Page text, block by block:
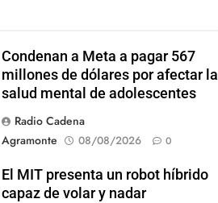
Condenan a Meta a pagar 567
millones de dólares por afectar la
salud mental de adolescentes
Radio Cadena
Agramonte
08/08/2026 0
El MIT presenta un robot híbrido
capaz de volar y nadar